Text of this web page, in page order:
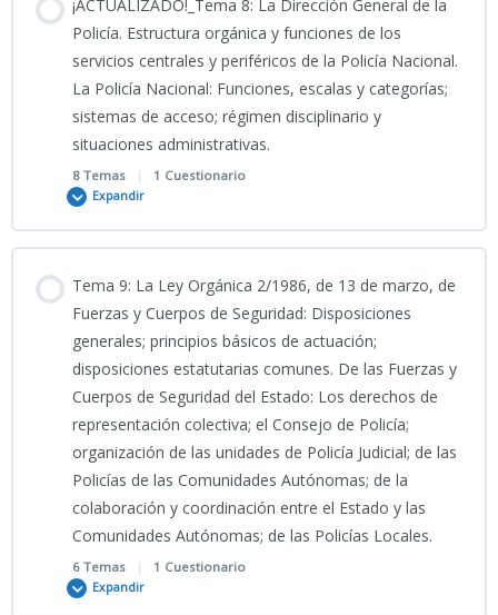
TEST TEMA 5 CNP
TEST TEMA 6 CNP
0% COMPLETADO 0/5 Pasos
PODCAST TEMA 7 CNP
11/03/2026_Clase grabada Tema 7 CNP _CIENCIAS JURÍDICAS_
7-PRESENTACIÓN_Engranaje_de_la_Seguridad_Nacional 2026
7- INFO 2
TEMA 7 CNP 2026
TEST TEMA 7 CNP
¡ACTUALIZADO!_Tema 8: La Dirección General de la
Policía. Estructura orgánica y funciones de los
servicios centrales y periféricos de la Policía Nacional.
La Policía Nacional: Funciones, escalas y categorías;
sistemas de acceso; régimen disciplinario y
situaciones administrativas.
8 Temas | 1 Cuestionario
Expandir
0% COMPLETADO 0/8 Pasos
PODCAST TEMA 8 CNP
Clase grabada 1ª PARTE Tema 8 CNP “CIENCIAS JURÍDICAS_
Clase grabada 2ª PARTE Tema 8 CNP “CIENCIAS JURÍDICAS_
19_03_2026_Clase grabada TEMA 8 CNP
Tema 9: La Ley Orgánica 2/1986, de 13 de marzo, de
Fuerzas y Cuerpos de Seguridad: Disposiciones
generales; principios básicos de actuación;
disposiciones estatutarias comunes. De las Fuerzas y
Cuerpos de Seguridad del Estado: Los derechos de
representación colectiva; el Consejo de Policía;
organización de las unidades de Policía Judicial; de las
Policías de las Comunidades Autónomas; de la
colaboración y coordinación entre el Estado y las
Comunidades Autónomas; de las Policías Locales.
6 Temas | 1 Cuestionario
Expandir